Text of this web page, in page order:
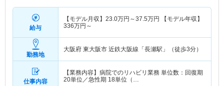
給与
【モデル月収】 23.0万円～37.5万円
【モデル年収】
336万円～
勤務地
大阪府 東大阪市 近鉄大阪線「長瀬駅」（徒歩3分）
仕事内容
【業務内容】病院でのリハビリ業務 単位数：回復期
20単位／急性期 18単位（…